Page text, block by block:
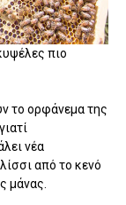
πιο
το ορφάνεμα της
νέα
από το κενό
μάνας.